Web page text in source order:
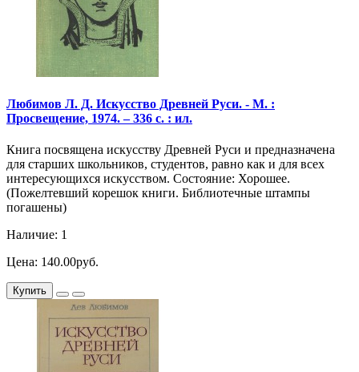
Любимов Л. Д. Искусство Древней Руси. - М. :
Просвещение, 1974. – 336 с. : ил.
Книга посвящена искусству Древней Руси и предназначена
для старших школьников, студентов, равно как и для всех
интересующихся искусством. Состояние: Хорошее.
(Пожелтевший корешок книги. Библиотечные штампы
погашены)
Наличие: 1
Цена: 140.00руб.
Купить